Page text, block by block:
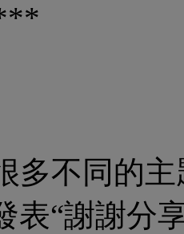
多不同的
表“謝謝分